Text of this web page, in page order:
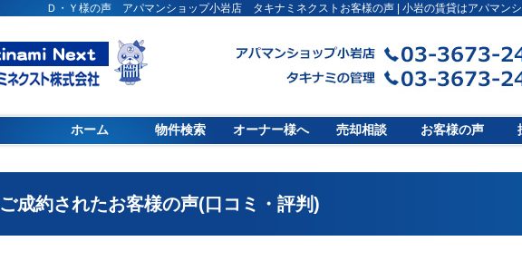
Ｄ・Ｙ様の声 アパマンショップ小岩店 タキナミネクストお客様の声 | 小岩の賃貸はアパマンシ
ホーム 物件検索 オーナー様へ 売却相談 お客様の声
ご成約されたお客様の声(口コミ・評判)